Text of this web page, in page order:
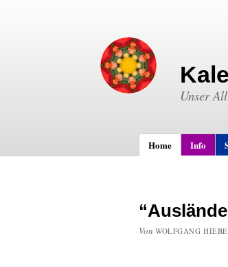
Unser
Home Info
Von WOLFGANG